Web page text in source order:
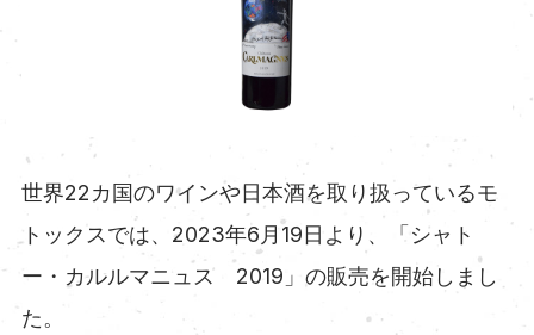
世界22カ国のワインや日本酒を取り扱っているモ
トックスでは、2023年6月19日より、「シャト
ー・カルルマニュス 2019」の販売を開始しまし
た。